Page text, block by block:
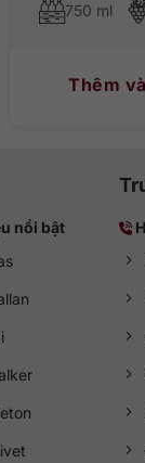
750 ml
Thêm
nổi bật